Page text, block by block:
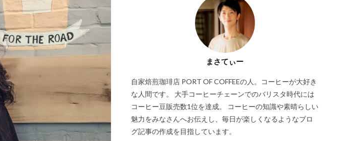
まさてぃー
自家焙煎珈琲店 PORT OF COFFEEの人。コーヒーが大好き
な人間です。 大手コーヒーチェーンでのバリスタ時代には
コーヒー豆販売数1位を達成。 コーヒーの知識や素晴らしい
魅力をみなさんへお伝えし、毎日が楽しくなるようなブロ
グ記事の作成を目指しています。